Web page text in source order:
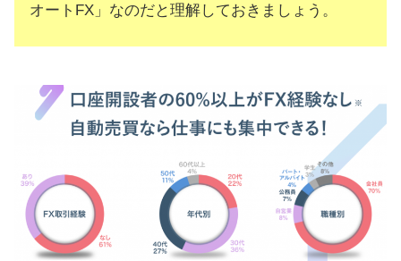
オートFX」なのだと理解しておきましょう。